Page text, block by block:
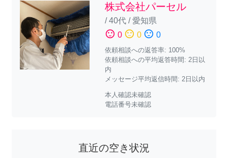
株式会社パーセル
/40代/愛知県
sentiment_satisfied 0 sentiment_neutral 0 sentiment_dissatisfied 0
依頼相談への返答率: 100%
依頼相談への平均返答時間: 2日以
内
メッセージ平均返信時間: 2日以内
本人確認未確認
電話番号未確認
直近の空き状況